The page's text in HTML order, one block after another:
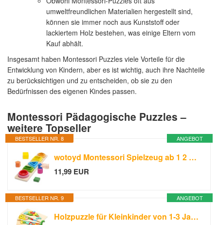
umweltfreundlichen Materialien hergestellt sind,
können sie immer noch aus Kunststoff oder
lackiertem Holz bestehen, was einige Eltern vom
Kauf abhält.
Insgesamt haben Montessori Puzzles viele Vorteile für die
Entwicklung von Kindern, aber es ist wichtig, auch ihre Nachteile
zu berücksichtigen und zu entscheiden, ob sie zu den
Bedürfnissen des eigenen Kindes passen.
Montessori Pädagogische Puzzles –
weitere Topseller
ANGEBOT
BESTSELLER NR. 8
wotoyd Montessori Spielzeug ab 1 2 Jahr,Holzspielzeug,Motorikspielzeug
11,99 EUR
ANGEBOT
BESTSELLER NR. 9
Holzpuzzle für Kleinkinder von 1-3 Jahren, Montessori-Spielzeug für Kinder ab 2 Jahren, lernendes pädagogisches Holzpuzzle-Spielzeug, Geschenk für 1 2 3 jährige Jungen und Mädchen - 4er-Pack